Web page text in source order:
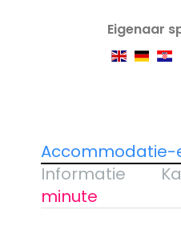
Eigenaar
Accommodatie-
Informatie
minute